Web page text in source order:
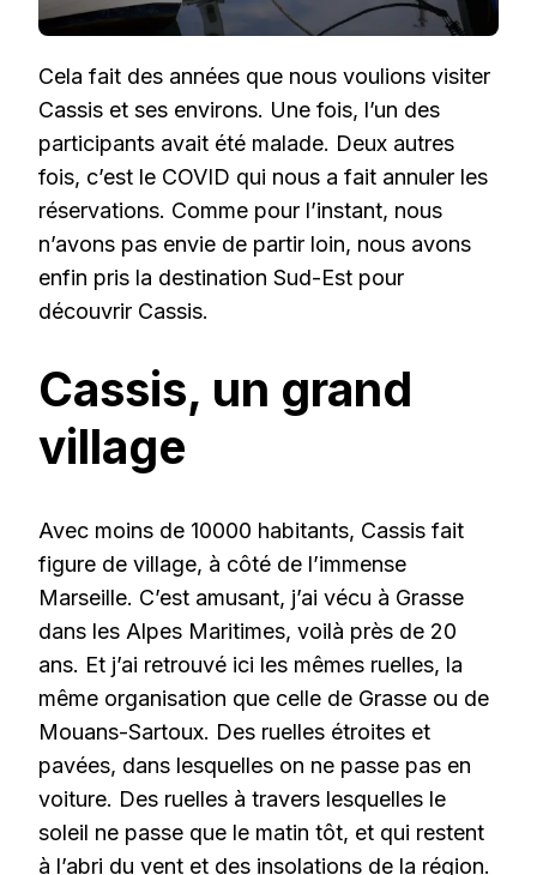
Cela fait des années que nous voulions visiter
Cassis et ses environs. Une fois, l’un des
participants avait été malade. Deux autres
fois, c’est le COVID qui nous a fait annuler les
réservations. Comme pour l’instant, nous
n’avons pas envie de partir loin, nous avons
enfin pris la destination Sud-Est pour
découvrir Cassis.
Cassis, un grand
village
Avec moins de 10000 habitants, Cassis fait
figure de village, à côté de l’immense
Marseille. C’est amusant, j’ai vécu à Grasse
dans les Alpes Maritimes, voilà près de 20
ans. Et j’ai retrouvé ici les mêmes ruelles, la
même organisation que celle de Grasse ou de
Mouans-Sartoux. Des ruelles étroites et
pavées, dans lesquelles on ne passe pas en
voiture. Des ruelles à travers lesquelles le
soleil ne passe que le matin tôt, et qui restent
à l’abri du vent et des insolations de la région.